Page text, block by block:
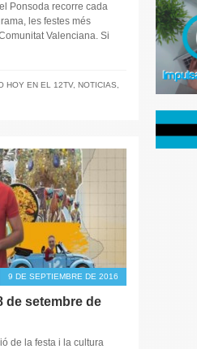
Ponsoda recorre cada
les festes més
Valenciana. Si
HOY EN EL 12TV, NOTICIAS
9 DE SEPTIEMBRE DE 2016
de setembre de
de la festa i la cultura